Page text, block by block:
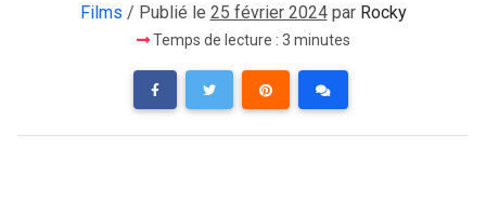
Films / Publié le 25 février 2024par Rocky
Temps de lecture : 3 minutes